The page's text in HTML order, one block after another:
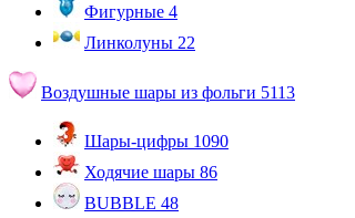
Фигурные 4
Линколуны 22
Воздушные шары из фольги 5113
Шары-цифры 1090
Ходячие шары 86
BUBBLE 48